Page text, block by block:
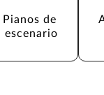
Pianos de
escenario